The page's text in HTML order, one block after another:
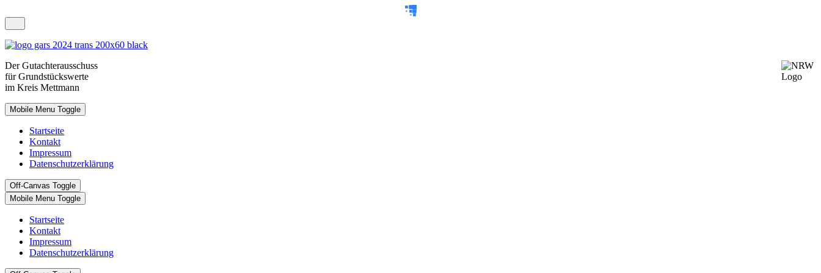
DerGutachterausschuss
für Grundstückswerte
im Kreis Mettmann
Mobile Menu Toggle
Startseite
Kontakt
Impressum
Datenschutzerklärung
Off-Canvas Toggle
Mobile Menu Toggle
Startseite
Kontakt
Impressum
Datenschutzerklärung